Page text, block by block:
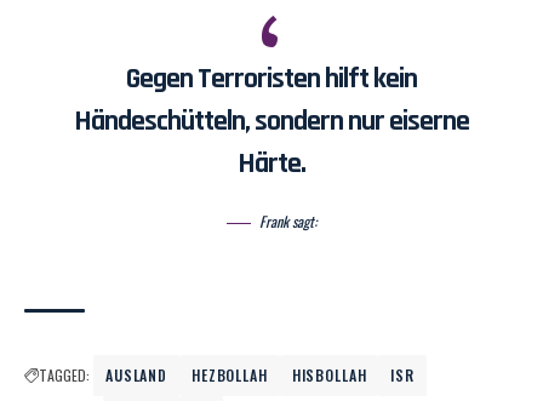
Gegen Terroristen hilft kein
Händeschütteln, sondern nur eiserne
Härte.
Frank sagt:
TAGGED: AUSLAND HEZBOLLAH HISBOLLAH
ISR